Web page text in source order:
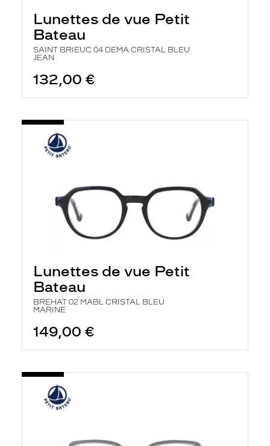
Lunettes de vue Petit
Bateau
SAINT BRIEUC 04 DEMA CRISTAL BLEU
JEAN
132,00 €
Lunettes de vue Petit
Bateau
BREHAT 02 MABL CRISTAL BLEU
MARINE
149,00 €